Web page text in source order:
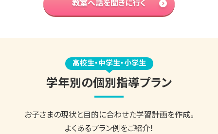
高校生・中学生・小学生
学年別の個別指導プラン
お子さまの現状と目的に合わせた学習計画を作成。
よくあるプラン例をご紹介！